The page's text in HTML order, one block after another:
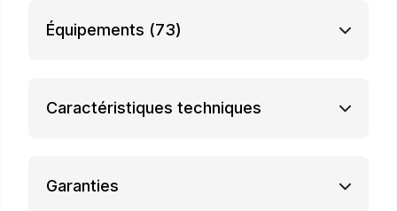
Équipements (73)
Caractéristiques techniques
Garanties